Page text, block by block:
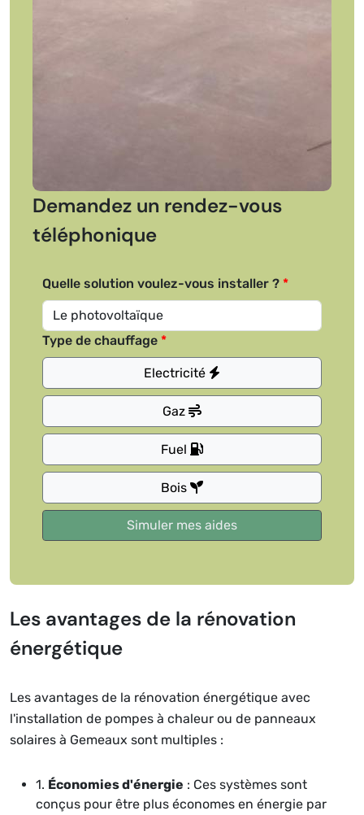
Demandez un rendez-vous
téléphonique
Quelle solution voulez-vous installer ?
Type de chauffage
Electricité
Gaz
Fuel
Bois
Les avantages de la rénovation
énergétique
Les avantages de la rénovation énergétique avec
l'installation de pompes à chaleur ou de panneaux
solaires à Gemeaux sont multiples :
1. Économies d'énergie : Ces systèmes sont
conçus pour être plus économes en énergie par